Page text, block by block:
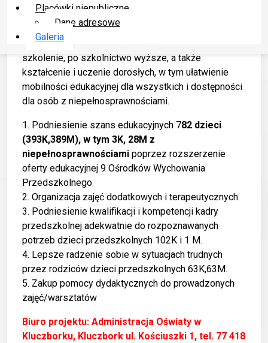
Placówki niepubliczne
Dane adresowe
Galeria
szczególności w odniesieniu do grup w
niekorzystnej, od wczesnej edukacji i opieki nad
dzieckiem przez ogólne i zawodowe kształcenie i
szkolenie, po szkolnictwo wyższe, a także
kształcenie i uczenie dorosłych, w tym ułatwienie
mobilności edukacyjnej dla wszystkich i dostępności
dla osób z niepełnosprawnościami.
1. Podniesienie szans edukacyjnych 782 dzieci
(393K,389M), w tym 3K, 28M z
niepełnosprawnościami poprzez rozszerzenie
oferty edukacyjnej 9 Ośrodków Wychowania
Przedszkolnego
2. Organizacja zajęć dodatkowych i terapeutycznych.
3. Podniesienie kwalifikacji i kompetencji kadry
przedszkolnej adekwatnie do rozpoznawanych
potrzeb dzieci przedszkolnych 102K i 1 M.
4. Lepsze radzenie sobie w sytuacjach trudnych
przez rodziców dzieci przedszkolnych 63K,63M.
5. Zakup pomocy dydaktycznych do prowadzonych
zajęć/warsztatów
Biuro projektu: Administracja Oświaty w
Kluczborku, Kluczbork ul. Kościuszki 1, tel. 77 418